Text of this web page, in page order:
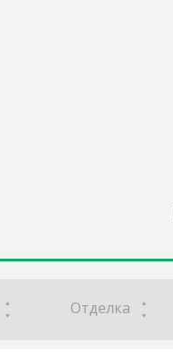
Отделка